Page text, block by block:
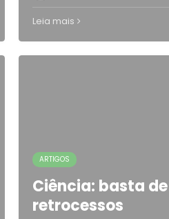
Leia mais
ARTIGOS
Ciência: basta de
retrocessos